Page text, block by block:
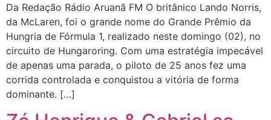
Da Redação Rádio Aruanã FM O britânico Lando Norris,
da McLaren, foi o grande nome do Grande Prêmio da
Hungria de Fórmula 1, realizado neste domingo (02), no
circuito de Hungaroring. Com uma estratégia impecável
de apenas uma parada, o piloto de 25 anos fez uma
corrida controlada e conquistou a vitória de forma
dominante. […]